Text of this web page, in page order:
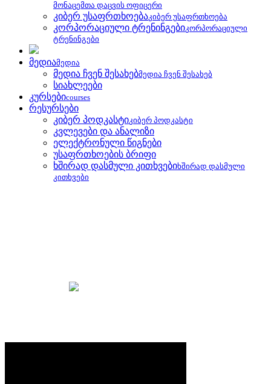
მონაცემთა დაცვის ოფიცერი
კიბერ უსაფრთხოებაკიბერ უსაფრთხოება
კორპორაციული ტრენინგებიკორპორაციული
ტრენინგები
მედიამედია
მედია ჩვენ შესახებმედია ჩვენ შესახებ
სიახლეები
კურსებიcourses
რესურსები
კიბერ პოდკასტიკიბერ პოდკასტი
კვლევები და ანალიზი
ელექტრონული წიგნები
უსაფრთხოების ბრიფი
ხშირად დასმული კითხვებიხშირად დასმული
კითხვები